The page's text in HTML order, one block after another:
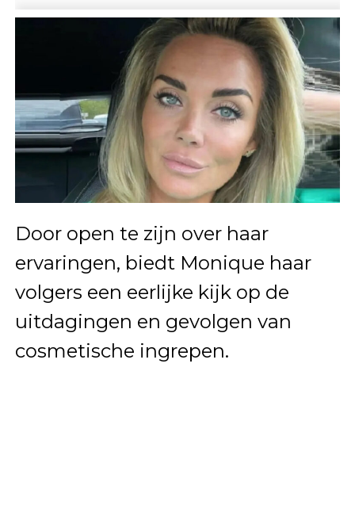
Door open te zijn over haar
ervaringen, biedt Monique haar
volgers een eerlijke kijk op de
uitdagingen en gevolgen van
cosmetische ingrepen.